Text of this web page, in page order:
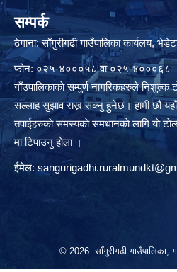
सम्पर्क
ठेगाना: साँगुरीगढी गाउँपालिका कार्यलय,
फोन: ०२५-४०००५८ वा
गाँउपालिकाकाे सम्पुर्ण नागरिकहरुले
सल्लाह सुझाव राख्न सक्नु हुनेछ। हामी छौ
तपाईहरुकाे समस्यकाे समधानकाे लागि याे
मा टिपाउनु हाेला ।
ईमेल:
© 2026 साँगुरीगढी गाउँपालिका,